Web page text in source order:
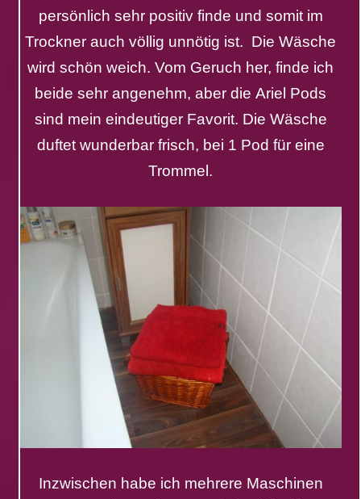
persönlich sehr positivfinde und somit im
Trockner auch völlig unnötig ist. Die Wäsche
wird schön weich. Vom Geruch her, finde ich
beide sehr angenehm, aber die Ariel Pods
sind mein eindeutiger Favorit. Die Wäsche
duftet wunderbar frisch, bei 1 Pod für eine
Trommel.
Inzwischen habe ich mehrere Maschinen